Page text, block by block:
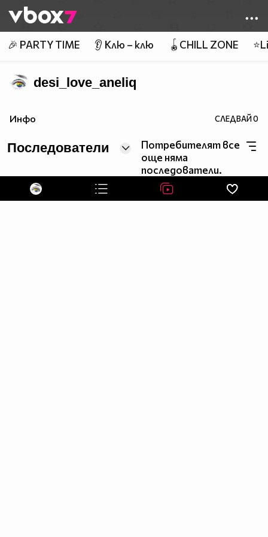
👾
🎉 PARTY TIME 👂 Клю – клю 🪀CHILL ZONE
desi_love_aneliq
Инфо СЛЕДВАЙ0
Последователи
Потребителят все
още няма
последователи.